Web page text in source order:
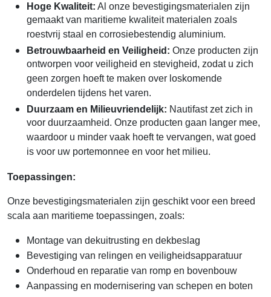
Hoge Kwaliteit: Al onze bevestigingsmaterialen zijn
gemaakt van maritieme kwaliteit materialen zoals
roestvrij staal en corrosiebestendig aluminium.
Betrouwbaarheid en Veiligheid: Onze producten zijn
ontworpen voor veiligheid en stevigheid, zodat u zich
geen zorgen hoeft te maken over loskomende
onderdelen tijdens het varen.
Duurzaam en Milieuvriendelijk: Nautifast zet zich in
voor duurzaamheid. Onze producten gaan langer mee,
waardoor u minder vaak hoeft te vervangen, wat goed
is voor uw portemonnee en voor het milieu.
Toepassingen:
Onze bevestigingsmaterialen zijn geschikt voor een breed
scala aan maritieme toepassingen, zoals:
Montage van dekuitrusting en dekbeslag
Bevestiging van relingen en veiligheidsapparatuur
Onderhoud en reparatie van romp en bovenbouw
Aanpassing en modernisering van schepen en boten